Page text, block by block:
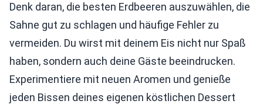
Denk daran, die besten Erdbeeren auszuwählen, die
Sahne gut zu schlagen und häufige Fehler zu
vermeiden. Du wirst mit deinem Eis nicht nur Spaß
haben, sondern auch deine Gäste beeindrucken.
Experimentiere mit neuen Aromen und genieße
jeden Bissen deines eigenen köstlichen Dessert